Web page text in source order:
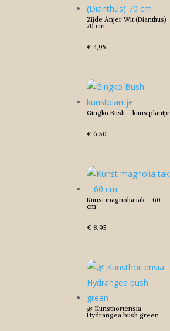
Zijde Anjer Wit (Dianthus)
70 cm
€ 4,95
Gingko Bush – kunstplantje
€ 6,50
Kunst magnolia tak – 60
cm
€ 8,95
🌿 Kunsthortensia
Hydrangea bush green